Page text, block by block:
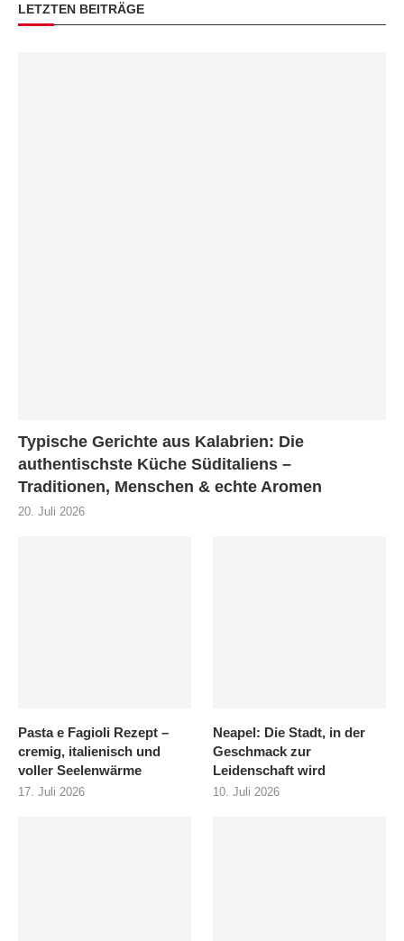
LETZTEN BEITRÄGE
Typische Gerichte aus Kalabrien: Die
authentischste Küche Süditaliens –
Traditionen, Menschen & echte Aromen
20. Juli 2026
Pasta e Fagioli Rezept –
cremig, italienisch und
voller Seelenwärme
17. Juli 2026
Neapel: Die Stadt, in der
Geschmack zur
Leidenschaft wird
10. Juli 2026